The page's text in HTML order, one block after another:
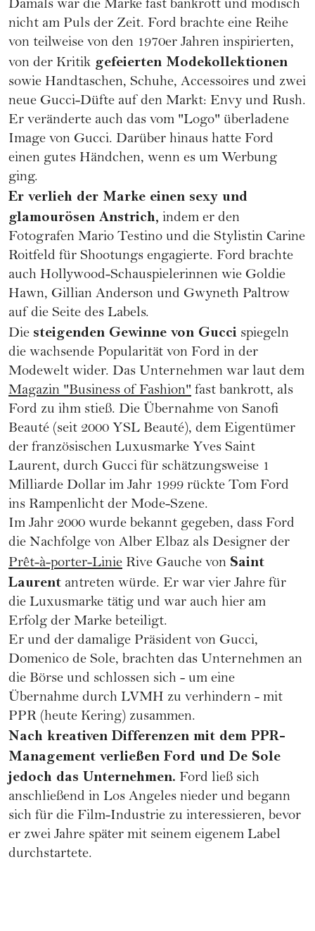
Damals war die Marke fast bankrott und modisch
nicht am Puls der Zeit. Ford brachte eine Reihe
von teilweise von den 1970er Jahren inspirierten,
von der Kritik gefeierten Modekollektionen
sowie Handtaschen, Schuhe, Accessoires und zwei
neue Gucci-Düfte auf den Markt: Envy und Rush.
Er veränderte auch das vom "Logo" überladene
Image von Gucci. Darüber hinaus hatte Ford
einen gutes Händchen, wenn es um Werbung
ging.
Er verlieh der Marke einen sexy und
glamourösen Anstrich, indem er den
Fotografen Mario Testino und die Stylistin Carine
Roitfeld für Shootungs engagierte. Ford brachte
auch Hollywood-Schauspielerinnen wie Goldie
Hawn, Gillian Anderson und Gwyneth Paltrow
auf die Seite des Labels.
Die steigenden Gewinne von Gucci spiegeln
die wachsende Popularität von Ford in der
Modewelt wider. Das Unternehmen war laut dem
Magazin "Business of Fashion" fast bankrott, als
Ford zu ihm stieß. Die Übernahme von Sanofi
Beauté (seit 2000 YSL Beauté), dem Eigentümer
der französischen Luxusmarke Yves Saint
Laurent, durch Gucci für schätzungsweise 1
Milliarde Dollar im Jahr 1999 rückte Tom Ford
ins Rampenlicht der Mode-Szene.
Im Jahr 2000 wurde bekannt gegeben, dass Ford
die Nachfolge von Alber Elbaz als Designer der
Prêt-à-porter-Linie Rive Gauche von Saint
Laurent antreten würde. Er war vier Jahre für
die Luxusmarke tätig und war auch hier am
Erfolg der Marke beteiligt.
Er und der damalige Präsident von Gucci,
Domenico de Sole, brachten das Unternehmen an
die Börse und schlossen sich - um eine
Übernahme durch LVMH zu verhindern - mit
PPR (heute Kering) zusammen.
Nach kreativen Differenzen mit dem PPR-
Management verließen Ford und De Sole
jedoch das Unternehmen. Ford ließ sich
anschließend in Los Angeles nieder und begann
sich für die Film-Industrie zu interessieren, bevor
er zwei Jahre später mit seinem eigenem Label
durchstartete.